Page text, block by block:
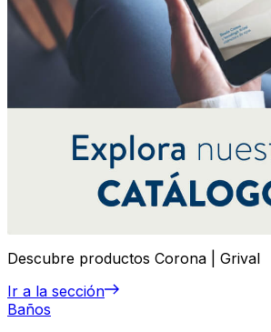
Descubre productos Corona | Grival
Ir a la sección
Baños